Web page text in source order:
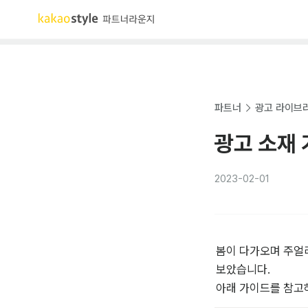
파트너 광고 라이브
광고 소재
2023-02-01
봄이 다가오며 주
보았습니다.
아래 가이드를 참